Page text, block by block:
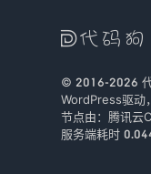

© 2016-2026
WordPress驱动，
节点由： 腾讯云
服务端耗时